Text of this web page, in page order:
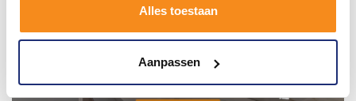
Alles toestaan
Aanpassen